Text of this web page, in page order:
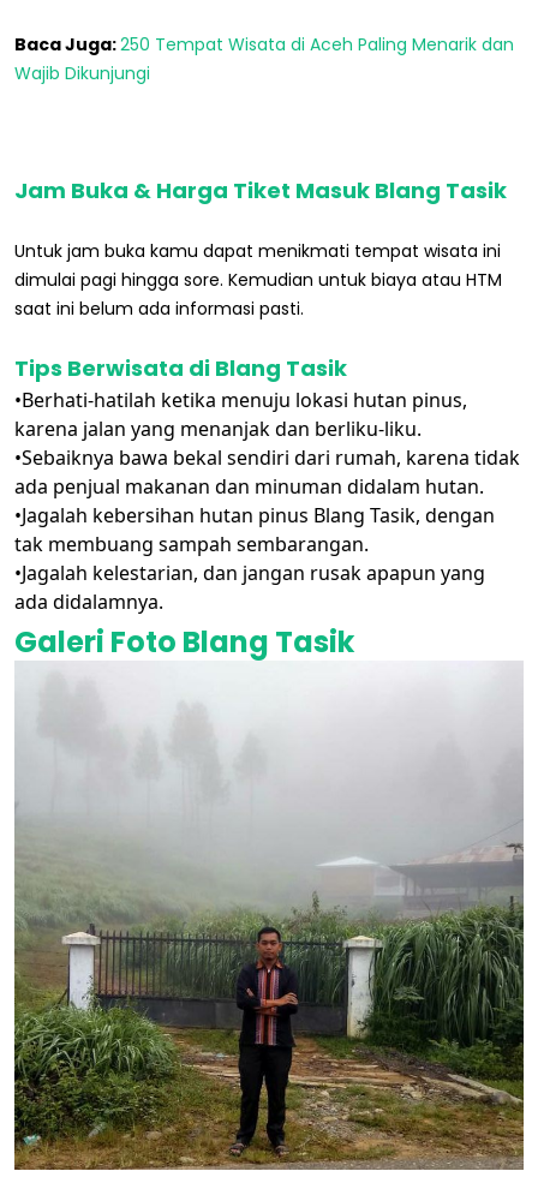
Baca Juga:250 Tempat Wisata di Aceh Paling Menarik dan
Wajib Dikunjungi
Jam Buka & Harga Tiket Masuk Blang Tasik
Untuk jam buka kamu dapat menikmati tempat wisata ini
dimulai pagi hingga sore. Kemudian untuk biaya atau HTM
saat ini belum ada informasi pasti.
Tips Berwisata di Blang Tasik
•Berhati-hatilah ketika menuju lokasi hutan pinus,
karena jalan yang menanjak dan berliku-liku.
•Sebaiknya bawa bekal sendiri dari rumah, karena tidak
ada penjual makanan dan minuman didalam hutan.
•Jagalah kebersihan hutan pinus Blang Tasik, dengan
tak membuang sampah sembarangan.
•Jagalah kelestarian, dan jangan rusak apapun yang
ada didalamnya.
Galeri Foto Blang Tasik